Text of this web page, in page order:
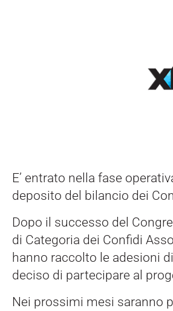
E’ entrato nella fase
deposito del bilancio dei
Dopo il successo del
di Categoria dei Confidi
hanno raccolto le adesioni
deciso di partecipare al
Nei prossimi mesi saranno